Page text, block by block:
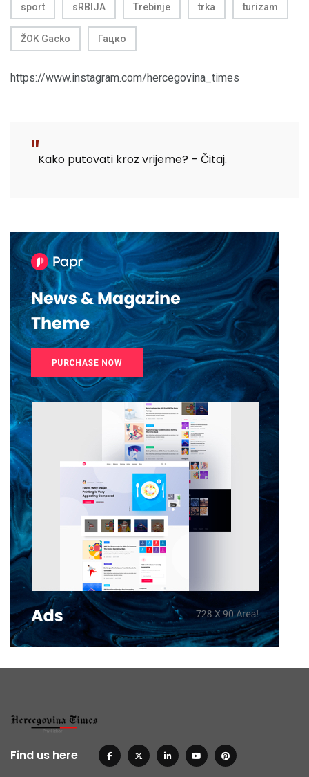
sport sRBIJA Trebinje trka turizam
ŽOK Gacko Гацко
https://www.instagram.com/hercegovina_times
Kako putovati kroz vrijeme? – Čitaj.
Find us here